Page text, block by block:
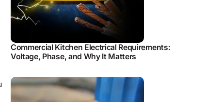
Commercial Kitchen Electrical Requirements:
Voltage, Phase, and Why It Matters